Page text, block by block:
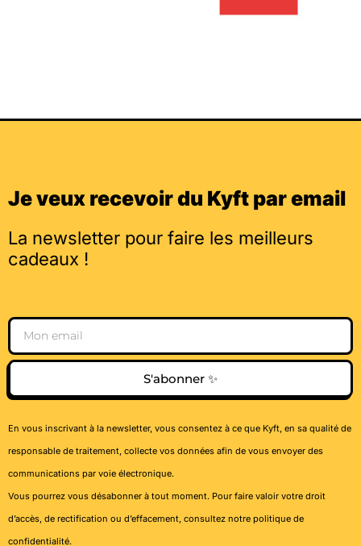
Je veux recevoir du Kyft par email
La newsletter pour faire les meilleurs
cadeaux !
Email
S'abonner ✨
En vous inscrivant à la newsletter, vous consentez à ce que Kyft, en sa qualité de
responsable de traitement, collecte vos données afin de vous envoyer des
communications par voie électronique.
Vous pourrez vous désabonner à tout moment. Pour faire valoir votre droit
d’accès, de rectification ou d’effacement, consultez notre politique de
confidentialité.